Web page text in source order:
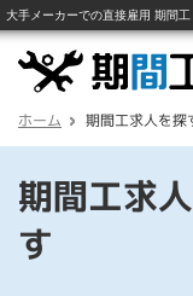
ホーム 期間工求人を探
期間工求
す